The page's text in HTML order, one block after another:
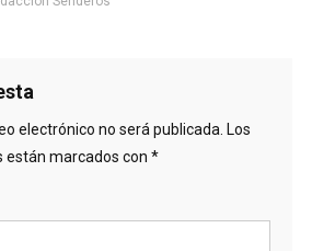
electrónico no será publicada. Los
están marcados con *